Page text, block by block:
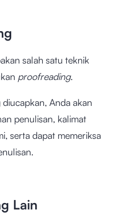
salah satu teknik
proofreading.
Anda akan
penulisan, kalimat
serta dapat memeriksa
Lain